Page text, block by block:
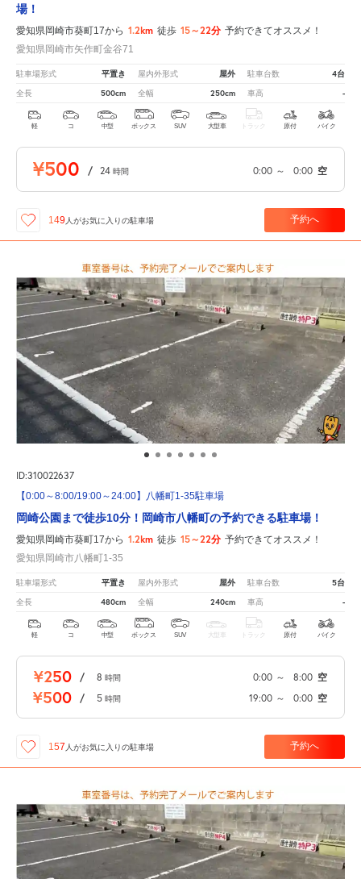
場！
愛知県岡崎市葵町17から 1.2km 徒歩 15～22分 予約できてオススメ！
愛知県岡崎市矢作町金谷71
駐車場形式 平置き 屋内外形式 屋外 駐車台数 4台
全長 500cm 全幅 250cm 車高 -
軽 コ 中型 ボックス SUV 大型車 トラック 原付 バイク
¥500 / 24 時間 0:00 ～ 0:00 空
149 人がお気に入りの駐車場 予約へ
ID:310022637
【0:00～8:00/19:00～24:00】八幡町1-35駐車場
岡崎公園まで徒歩10分！岡崎市八幡町の予約できる駐車場！
愛知県岡崎市葵町17から 1.2km 徒歩 15～22分 予約できてオススメ！
愛知県岡崎市八幡町1-35
駐車場形式 平置き 屋内外形式 屋外 駐車台数 5台
全長 480cm 全幅 240cm 車高 -
軽 コ 中型 ボックス SUV 大型車 トラック 原付 バイク
¥250 / 8 時間 0:00 ～ 8:00 空
¥500 / 5 時間 19:00 ～ 0:00 空
157 人がお気に入りの駐車場 予約へ